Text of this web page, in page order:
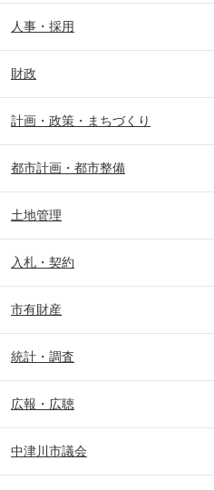
人事・採用
財政
計画・政策・まちづくり
都市計画・都市整備
土地管理
入札・契約
市有財産
統計・調査
広報・広聴
中津川市議会